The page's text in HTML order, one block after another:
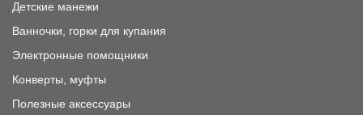
Детские манежи
Ванночки, горки для купания
Электронные помощники
Конверты, муфты
Полезные аксессуары